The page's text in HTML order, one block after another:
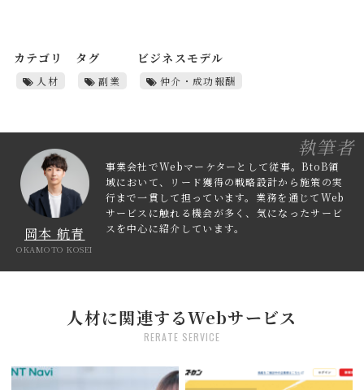
カテゴリ
人材
タグ
副業
ビジネスモデル
仲介・成功報酬
岡本 航青
OKAMOTO KOSEI
事業会社でWebマーケターとして従事。BtoB領
域において、リード獲得の戦略設計から施策の実
行まで一貫して担っています。業務を通じてWeb
サービスに触れる機会が多く、気になったサービ
スを中心に紹介しています。
執筆者
人材に関連するWebサービス
RERATE SERVICE